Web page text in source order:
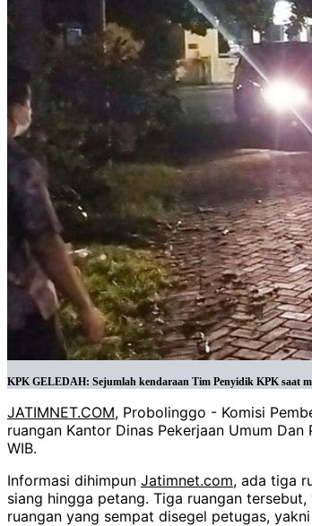
KPK GELEDAH: Sejumlah kendaraan Tim Penyidik KPK saat
JATIMNET.COM, Probolinggo - Komisi
ruangan Kantor Dinas Pekerjaan Umum
WIB.
Informasi dihimpun Jatimnet.com, ada tiga
siang hingga petang. Tiga ruangan
ruangan yang sempat disegel petugas,